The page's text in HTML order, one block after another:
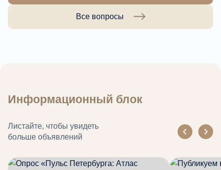
Все вопросы
Информационный блок
Листайте, чтобы увидеть
больше объявлений